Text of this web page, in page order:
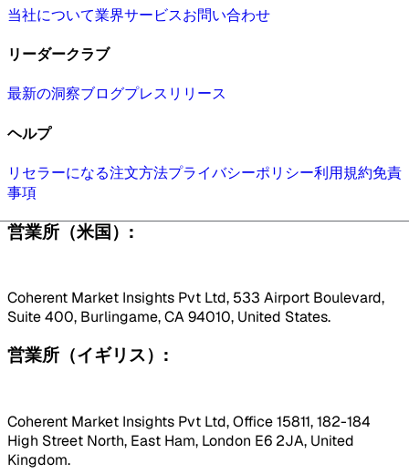
当社について業界サービスお問い合わせ
リーダークラブ
最新の洞察ブログプレスリリース
ヘルプ
リセラーになる注文方法プライバシーポリシー利用規約免責
事項
営業所（米国）:
Coherent Market Insights Pvt Ltd, 533 Airport Boulevard,
Suite 400, Burlingame, CA 94010, United States.
営業所（イギリス）:
Coherent Market Insights Pvt Ltd, Office 15811, 182-184
High Street North, East Ham, London E6 2JA, United
Kingdom.